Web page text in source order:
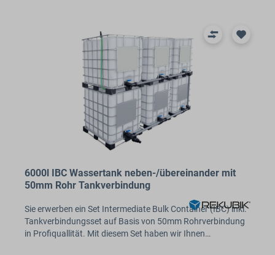
6000l IBC Wassertank neben-/übereinander mit
50mm Rohr Tankverbindung
Sie erwerben ein Set Intermediate Bulk Container (IBC) inkl.
Tankverbindungsset auf Basis von 50mm Rohrverbindung
in Profiquallität. Mit diesem Set haben wir Ihnen…